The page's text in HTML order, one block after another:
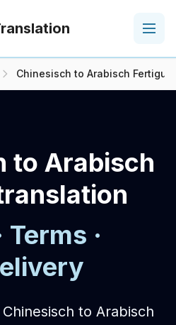
Chinesisch to Arabisch
to Arabisch
·
to Arabisch